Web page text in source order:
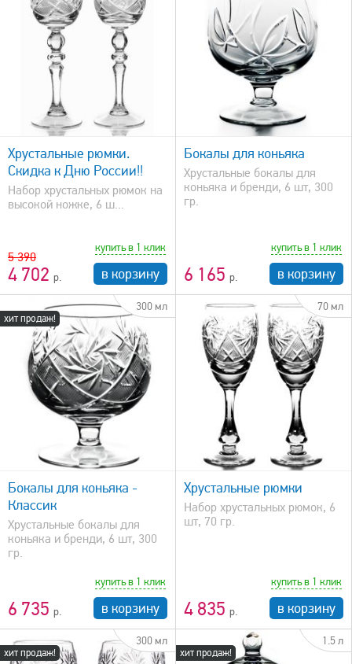
Хрустальные рюмки.
Скидка к Дню России!!
Набор хрустальных рюмок на
высокой ножке, 6 ш...
5 390
4 702
купить в 1 клик
в корзину
быстрый просмотр
Бокалы для коньяка
Хрустальные бокалы для
коньяка и бренди, 6 шт, 300
гр.
6 165
купить в 1 клик
в корзину
хит продаж!
300 мл
Бокалы для коньяка -
Классик
Хрустальные бокалы для
коньяка и бренди, 6 шт, 300
гр.
6 735
купить в 1 клик
в корзину
70 мл
быстрый просмотр
Хрустальные рюмки
Набор хрустальных рюмок, 6
шт, 70 гр.
4 835
купить в 1 клик
в корзину
хит продаж!
300 мл
хит продаж!
1.5 л